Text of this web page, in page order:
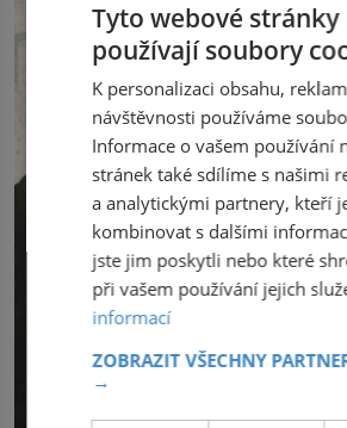
takové má velmi
Tetovaný je už
zemřel […]
Tyto webové stránky
používají soubory
K personalizaci obsahu,
návštěvnosti používáme
Informace o vašem používání
stránek také sdílíme s našimi
a analytickými partnery, kteří
kombinovat s dalšími
jste jim poskytli nebo které
při vašem používání jejich
informací
ZOBRAZIT VŠECHNY
→